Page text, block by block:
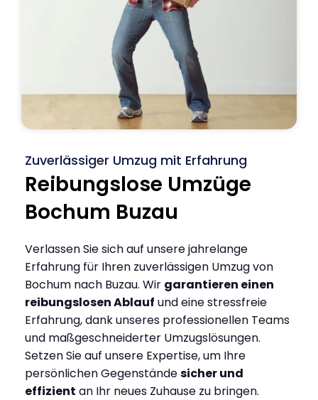
Zuverlässiger Umzug mit Erfahrung
Reibungslose Umzüge
Bochum Buzau
Verlassen Sie sich auf unsere jahrelange
Erfahrung für Ihren zuverlässigen Umzug von
Bochum nach Buzau. Wir garantieren einen
reibungslosen Ablauf und eine stressfreie
Erfahrung, dank unseres professionellen Teams
und maßgeschneiderter Umzugslösungen.
Setzen Sie auf unsere Expertise, um Ihre
persönlichen Gegenständesicher und
effizient an Ihr neues Zuhause zu bringen.